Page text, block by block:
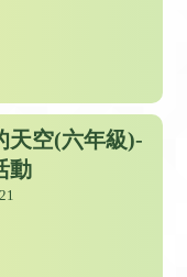
天空(六年級)-
動